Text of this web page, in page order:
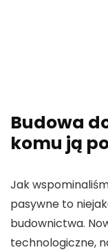
Budowa
komu ją
Jak
pasywne to
budownictwa.
technologiczne,